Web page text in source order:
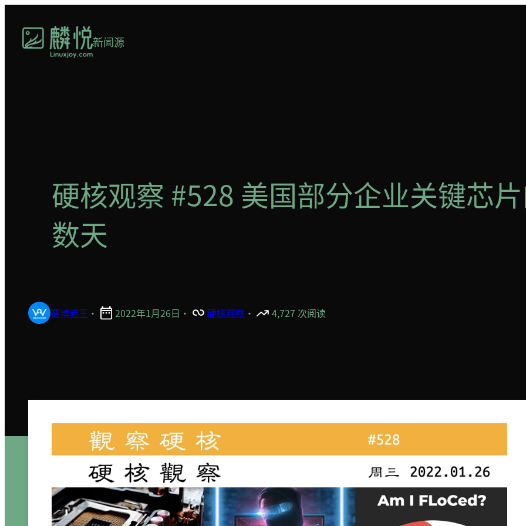
新闻源
硬核观察 #528 美国部分企业关键芯
数天
赛博老王 · 2022年1月26日 · 硬核观察 · 4,727 次阅读